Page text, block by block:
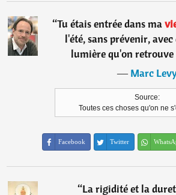
“Tu étais entrée dans ma
l'été, sans prévenir, avec
lumière qu'on
―Marc
Source:
Toutes ces choses qu'on ne
Facebook Twitter
“La rigidité et la